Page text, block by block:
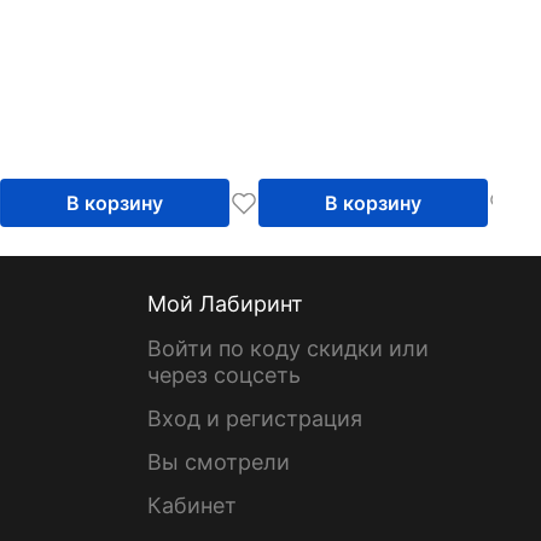
В корзину В корзину
Мой Лабиринт
Войти по коду скидки или
через соцсеть
Вход и регистрация
Вы смотрели
Кабинет